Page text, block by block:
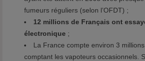
fumeurs réguliers (selon l’OFDT) ;
12 millions de Français ont
électronique ;
La France compte environ 3
comptant les vapoteurs occasionnels.